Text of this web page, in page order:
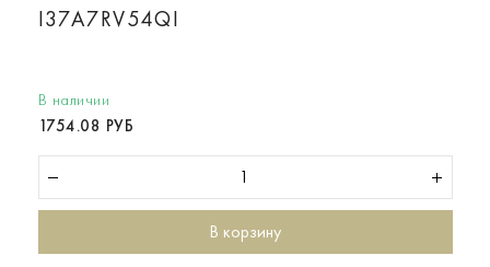
I37A7RV54QI
В наличии
1754.08 РУБ
В корзину